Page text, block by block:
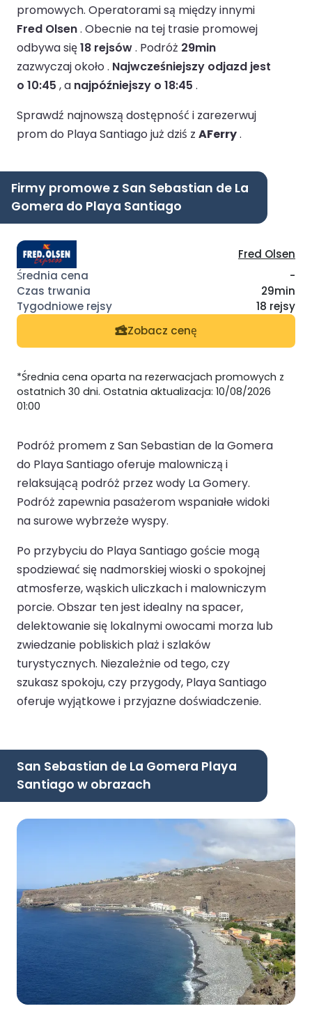
promowych. Operatorami są między innymi
Fred Olsen. Obecnie na tej trasie promowej
odbywa się18 rejsów. Podróż 29min
zazwyczaj około . Najwcześniejszy odjazd jest
o 10:45 , a najpóźniejszy o 18:45 .
Sprawdź najnowszą dostępność i zarezerwuj
prom do Playa Santiago już dziś z AFerry.
Firmy promowe z San Sebastian de La
Gomera do Playa Santiago
Fred Olsen
-
29min
18 rejsy
Zobacz cenę
*Średnia cena oparta na rezerwacjach promowych z
ostatnich 30 dni. Ostatnia aktualizacja: 10/08/2026
01:00
Podróż promem z San Sebastian de la Gomera
do Playa Santiago oferuje malowniczą i
relaksującą podróż przez wody La Gomery.
Podróż zapewnia pasażerom wspaniałe widoki
na surowe wybrzeże wyspy.
Po przybyciu do Playa Santiago goście mogą
spodziewać się nadmorskiej wioski o spokojnej
atmosferze, wąskich uliczkach i malowniczym
porcie. Obszar ten jest idealny na spacer,
delektowanie się lokalnymi owocami morza lub
zwiedzanie pobliskich plaż i szlaków
turystycznych. Niezależnie od tego, czy
szukasz spokoju, czy przygody, Playa Santiago
oferuje wyjątkowe i przyjazne doświadczenie.
San Sebastian de La Gomera Playa
Santiago w obrazach